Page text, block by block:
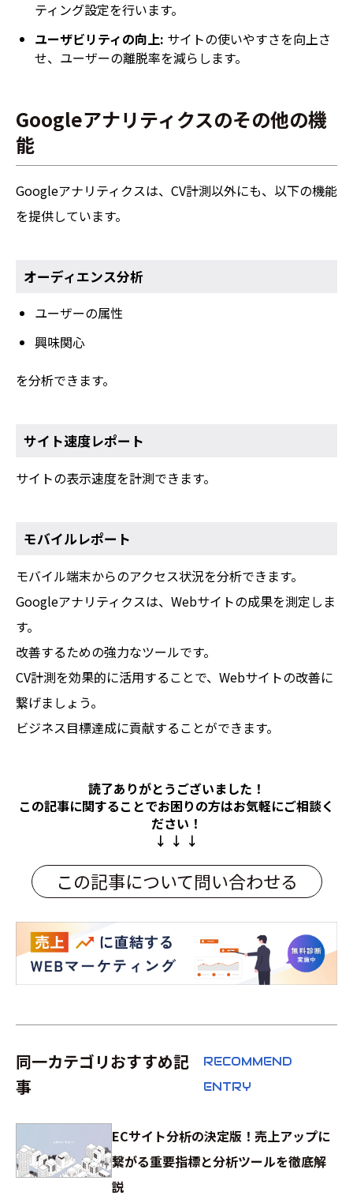
ティング設定を行います。
ユーザビリティの向上: サイトの使いやすさを向上さ
せ、ユーザーの離脱率を減らします。
Googleアナリティクスのその他の機
能
Googleアナリティクスは、CV計測以外にも、以下の機能
を提供しています。
オーディエンス分析
ユーザーの属性
興味関心
を分析できます。
サイト速度レポート
サイトの表示速度を計測できます。
モバイルレポート
モバイル端末からのアクセス状況を分析できます。
Googleアナリティクスは、Webサイトの成果を測定しま
す。
改善するための強力なツールです。
CV計測を効果的に活用することで、Webサイトの改善に
繋げましょう。
ビジネス目標達成に貢献することができます。
読了ありがとうございました！
この記事に関することでお困りの方はお気軽にご相談く
ださい！
↓ ↓ ↓
この記事について問い合わせる
同一カテゴリおすすめ記
事
RECOMMEND
ENTRY
ECサイト分析の決定版！売上アップに
繋がる重要指標と分析ツールを徹底解
説